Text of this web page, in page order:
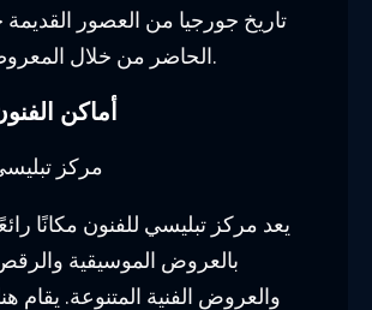
تاريخ جورجيا من العصور
الحاضر من خلال المعروضات والأثار.
أماكن
1. مركز
يعد مركز تبليسي للفنون مكانًا
بالعروض الموسيقية
والعروض الفنية المتنوعة. يقام